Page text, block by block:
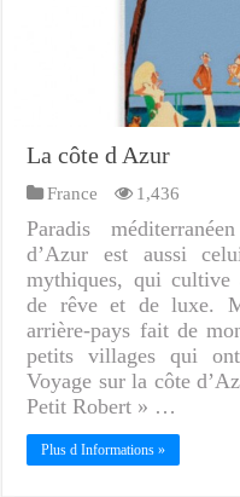
La côte d Azur
France 1,436
Paradis
d’Azur est aussi
mythiques, qui cultive
de rêve et de luxe.
arrière-pays fait de
petits villages qui
Voyage sur la côte
Petit Robert » …
Plus d Informations »